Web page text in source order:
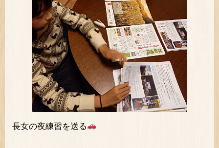
長女の夜練習を送る